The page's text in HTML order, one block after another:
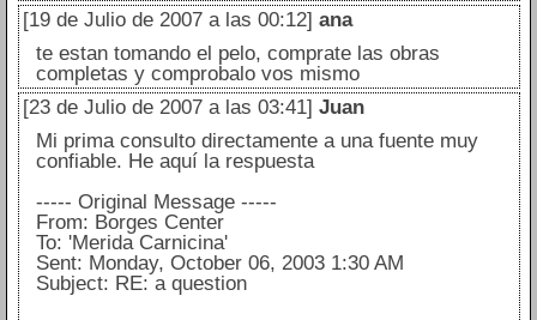
[19 de Julio de 2007 a las 00:12] ana
te estan tomando el pelo, comprate las obras
completas y comprobalo vos mismo
[23 de Julio de 2007 a las 03:41] Juan
Mi prima consulto directamente a una fuente muy
confiable. He aquí la respuesta
----- Original Message -----
From: Borges Center
To: 'Merida Carnicina'
Sent: Monday, October 06, 2003 1:30 AM
Subject: RE: a question